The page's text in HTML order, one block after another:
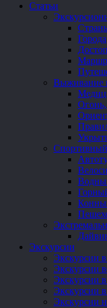
Статьи
Города
Выживание
Экскурсии
Экскурсии
Экскурсии
Экскурсии
Экскурсии
Экскурсии